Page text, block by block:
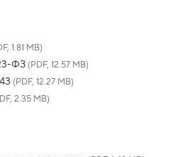
1.81 MB)
ФЗ (PDF, 12.57 MB)
(PDF, 12.27 MB)
2.35 MB)